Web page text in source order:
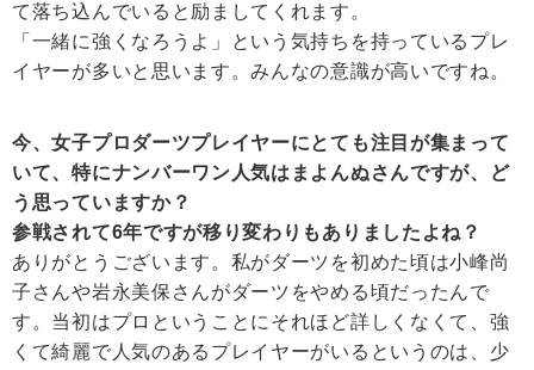
て落ち込んでいると励ましてくれます。
「一緒に強くなろうよ」という気持ちを持っているプレ
イヤーが多いと思います。みんなの意識が高いですね。
今、女子プロダーツプレイヤーにとても注目が集まって
いて、特にナンバーワン人気はまよんぬさんですが、ど
う思っていますか？
参戦されて6年ですが移り変わりもありましたよね？
ありがとうございます。私がダーツを初めた頃は小峰尚
子さんや岩永美保さんがダーツをやめる頃だったんで
す。当初はプロということにそれほど詳しくなくて、強
くて綺麗で人気のあるプレイヤーがいるというのは、少